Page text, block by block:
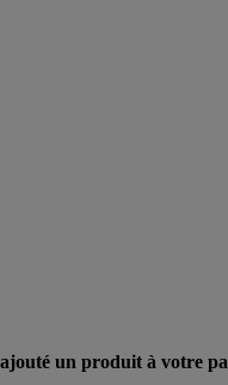
un produit à votre